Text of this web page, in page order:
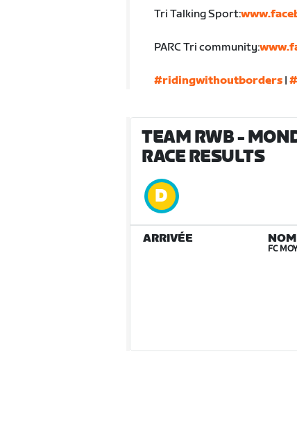
Tri Talking Sport:
PARC Tri community:
#ridingwithoutborders|
TEAM RWB -
RACE RESULTS
ARRIVÉE NOM
FC MOY